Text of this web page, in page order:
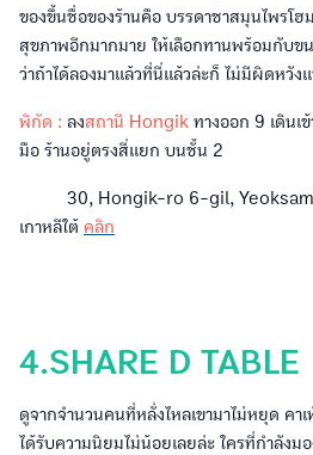
ของขึ้นชื่อของร้านคือ บรรดาชาสมุนไพรโฮ
สุขภาพอีกมากมาย ให้เลือกทานพร้อมกับ
ว่าถ้าได้ลองมาแล้วที่นี่แล้วล่ะก็ ไม่มีผิดหวัง
พิกัด : ลงสถานี Hongik ทางออก 9 เดินเ
มือ ร้านอยู่ตรงสี่แยก บนชั้น 2
30, Hongik-ro 6-gil,
เกาหลีใต้ คลิก
4.SHARE D TABLE
ดูจากจำนวนคนที่หลั่งไหลเขามาไม่หยุด คา
ได้รับความนิยมไม่น้อยเลยล่ะ ใครที่กำลังม